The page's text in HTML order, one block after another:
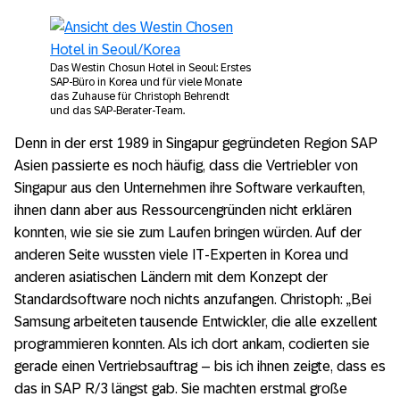
Das Westin Chosun Hotel in Seoul: Erstes
SAP-Büro in Korea und für viele Monate
das Zuhause für Christoph Behrendt
und das SAP-Berater-Team.
Denn in der erst 1989 in Singapur gegründeten Region SAP
Asien passierte es noch häufig, dass die Vertriebler von
Singapur aus den Unternehmen ihre Software verkauften,
ihnen dann aber aus Ressourcengründen nicht erklären
konnten, wie sie sie zum Laufen bringen würden. Auf der
anderen Seite wussten viele IT-Experten in Korea und
anderen asiatischen Ländern mit dem Konzept der
Standardsoftware noch nichts anzufangen. Christoph: „Bei
Samsung arbeiteten tausende Entwickler, die alle exzellent
programmieren konnten. Als ich dort ankam, codierten sie
gerade einen Vertriebsauftrag – bis ich ihnen zeigte, dass es
das in SAP R/3 längst gab. Sie machten erstmal große